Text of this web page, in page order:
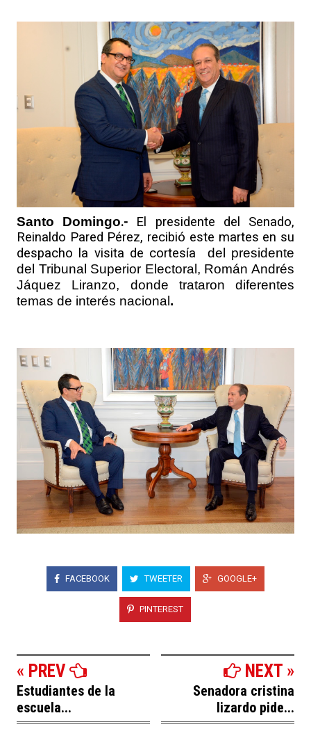
Santo Domingo.- El presidente del Senado,
Reinaldo Pared Pérez, recibió este martes en su
despacho la visita de cortesía del presidente
del Tribunal Superior Electoral, Román Andrés
Jáquez Liranzo, donde trataron diferentes
temas de interés nacional.
FACEBOOK TWEETER GOOGLE+
PINTEREST
« PREV
Estudiantes de la
escuela...
NEXT »
Senadora cristina
lizardo pide...